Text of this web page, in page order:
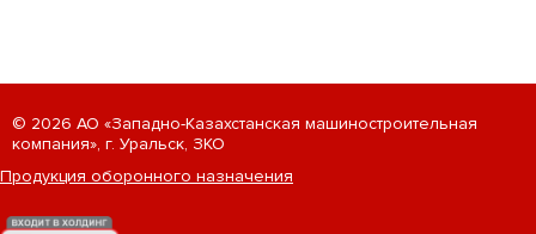
© 2026 АО «Западно-Казахстанская машиностроительная
компания», г. Уральск, ЗКО
Продукция оборонного назначения